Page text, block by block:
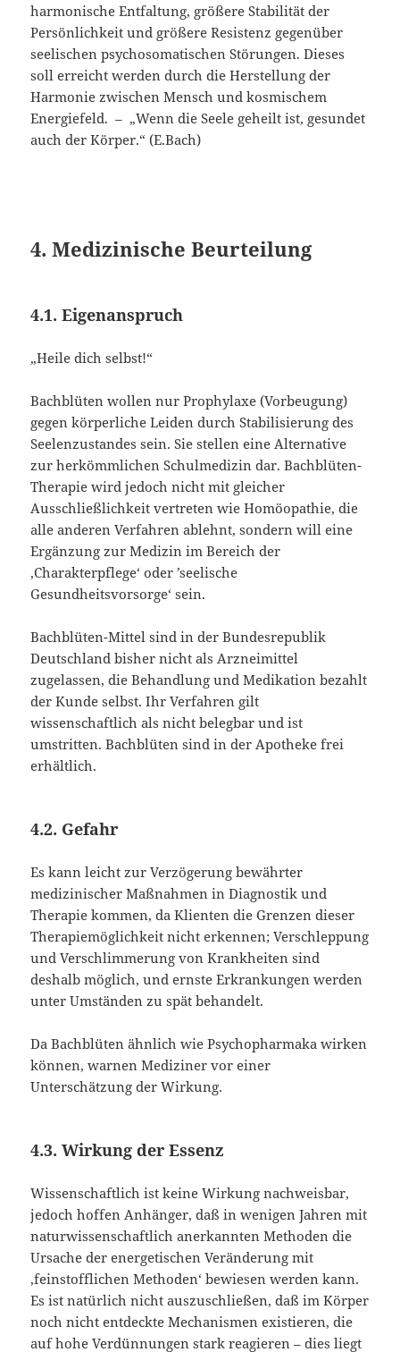
harmonische Entfaltung, größere Stabilität der
Persönlichkeit und größere Resistenz gegenüber
seelischen psychosomatischen Störungen. Dieses
soll erreicht werden durch die Herstellung der
Harmonie zwischen Mensch und kosmischem
Energiefeld. – „Wenn die Seele geheilt ist, gesundet
auch der Körper.“ (E.Bach)
4. Medizinische Beurteilung
4.1. Eigenanspruch
„Heile dich selbst!“
Bachblüten wollen nur Prophylaxe (Vorbeugung)
gegen körperliche Leiden durch Stabilisierung des
Seelenzustandes sein. Sie stellen eine Alternative
zur herkömmlichen Schulmedizin dar. Bachblüten-
Therapie wird jedoch nicht mit gleicher
Ausschließlichkeit vertreten wie Homöopathie, die
alle anderen Verfahren ablehnt, sondern will eine
Ergänzung zur Medizin im Bereich der
‚Charakterpflege‘ oder ’seelische
Gesundheitsvorsorge‘ sein.
Bachblüten-Mittel sind in der Bundesrepublik
Deutschland bisher nicht als Arzneimittel
zugelassen, die Behandlung und Medikation bezahlt
der Kunde selbst. Ihr Verfahren gilt
wissenschaftlich als nicht belegbar und ist
umstritten. Bachblüten sind in der Apotheke frei
erhältlich.
4.2. Gefahr
Es kann leicht zur Verzögerung bewährter
medizinischer Maßnahmen in Diagnostik und
Therapie kommen, da Klienten die Grenzen dieser
Therapiemöglichkeit nicht erkennen; Verschleppung
und Verschlimmerung von Krankheiten sind
deshalb möglich, und ernste Erkrankungen werden
unter Umständen zu spät behandelt.
Da Bachblüten ähnlich wie Psychopharmaka wirken
können, warnen Mediziner vor einer
Unterschätzung der Wirkung.
4.3. Wirkung der Essenz
Wissenschaftlich ist keine Wirkung nachweisbar,
jedoch hoffen Anhänger, daß in wenigen Jahren mit
naturwissenschaftlich anerkannten Methoden die
Ursache der energetischen Veränderung mit
‚feinstofflichen Methoden‘ bewiesen werden kann.
Es ist natürlich nicht auszuschließen, daß im Körper
noch nicht entdeckte Mechanismen existieren, die
auf hohe Verdünnungen stark reagieren – dies liegt